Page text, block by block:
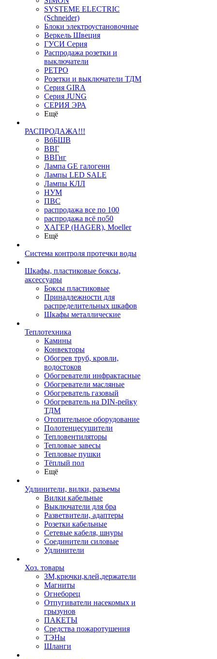
SYSTEME ELECTRIC
(Schneider)
Блоки электроустановочные
Веркель Швеция
ГУСИ Серия
Распродажа розетки и
выключатели
РЕТРО
Розетки и выключатели ТДМ
Серия GIRA
Серия JUNG
СЕРИЯ ЭРА
Ещё
РАСПРОДАЖА!!!
ВбБШВ
ВВГ
ВВГнг
Лампа GE галогенн
Лампы LED SALE
Лампы КЛЛ
НУМ
ПВС
распродажа все по 100
распродажа всё по50
ХАГЕР (HAGER), Moeller
Ещё
Система контроля протечки воды
Шкафы, пластиковые боксы,
аксессуары
Боксы пластиковые
Принадлежности для
распределительных шкафов
Шкафы металлические
Теплотехника
Камины
Конвекторы
Обогрев труб, кровли,
водостоков
Обогреватели инфрактасные
Обогреватели масляные
Обогреватель газовый
Обогреватель на DIN-рейку
ТДМ
Отопительное оборудование
Полотенцесушители
Тепловентиляторы
Тепловые завесы
Тепловые пушки
Тёплый пол
Ещё
Удлинители, вилки, разьемы
Вилки кабельные
Выключатели для бра
Разветвители, адаптеры
Розетки кабельные
Сетевые кабеля, шнуры
Соединители силовые
Удлинители
Хоз. товары
ЗМ,крючки,клей,держатели
Магниты
Огнеборец
Отпугиватели насекомых и
грызунов
ПАКЕТЫ
Средства пожаротушения
ТЭНы
Шланги